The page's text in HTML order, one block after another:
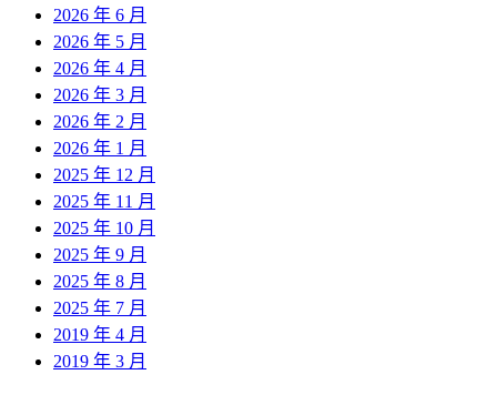
2026 年 6 月
2026 年 5 月
2026 年 4 月
2026 年 3 月
2026 年 2 月
2026 年 1 月
2025 年 12 月
2025 年 11 月
2025 年 10 月
2025 年 9 月
2025 年 8 月
2025 年 7 月
2019 年 4 月
2019 年 3 月